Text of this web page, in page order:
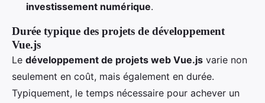
investissement numérique.
Durée typique des projets de développement
Vue.js
Le développement de projets web Vue.js varie non
seulement en coût, mais également en durée.
Typiquement, le temps nécessaire pour achever un